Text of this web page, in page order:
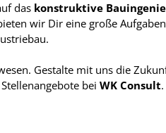
das konstruktive
wir Dir eine große
Gestalte mit uns die
bei WK Consult.